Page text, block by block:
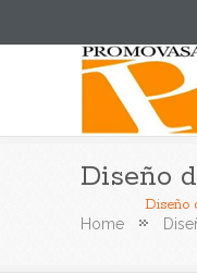
Diseño
Diseño
Home